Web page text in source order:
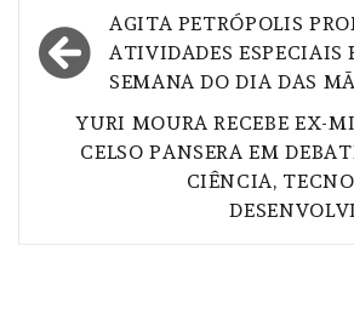
Navegação
de
AGITA PETRÓPOLIS
ATIVIDADES ESPECIAIS
SEMANA DO DIA DAS
YURI MOURA RECEBE EX-
CELSO PANSERA EM
CIÊNCIA,